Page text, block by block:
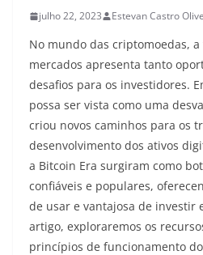
julho 22, 2023 Estevan Castro
No mundo das criptomoedas,
mercados apresenta tanto
desafios para os investidores.
possa ser vista como uma
criou novos caminhos para os
desenvolvimento dos ativos
a Bitcoin Era surgiram como
confiáveis e populares,
de usar e vantajosa de investir
artigo, exploraremos os
princípios de funcionamento